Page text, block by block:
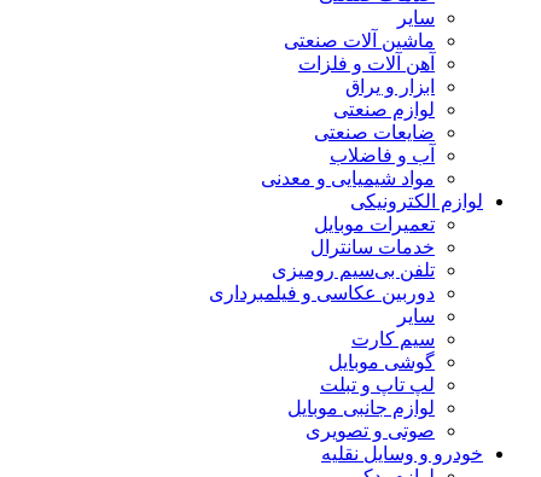
سایر
ماشین آلات صنعتی
آهن آلات و فلزات
ابزار و یراق
لوازم صنعتی
ضایعات صنعتی
آب و فاضلاب
مواد شیمیایی و معدنی
لوازم الکترونیکی
تعمیرات موبایل
خدمات سانترال
تلفن بی‌سیم رومیزی
دوربین عکاسی و فیلمبرداری
سایر
سیم کارت
گوشی موبایل
لپ تاپ و تبلت
لوازم جانبی موبایل
صوتی و تصویری
خودرو و وسایل نقلیه